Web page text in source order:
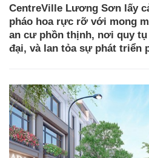
CentreVille Lương Sơn lấy
pháo hoa rực rỡ với mong
an cư phồn thịnh, nơi quy
đại, và lan tỏa sự phát triển